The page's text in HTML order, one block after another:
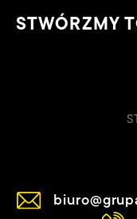
STWÓRZMY